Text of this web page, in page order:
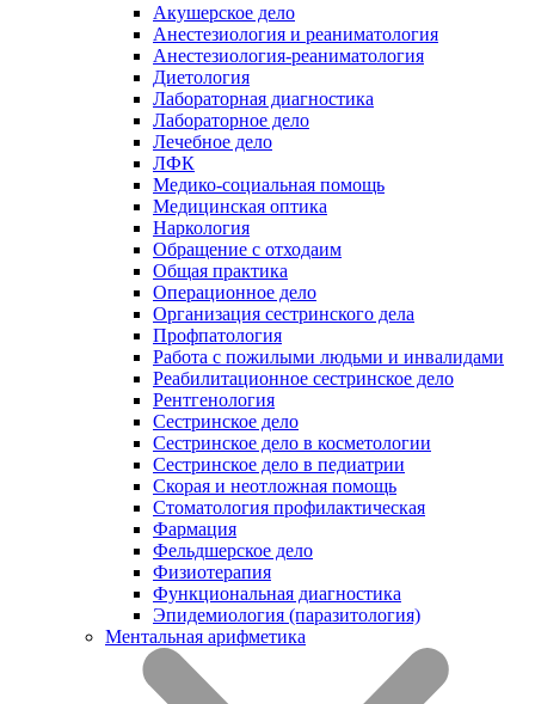
Акушерское дело
Анестезиология и реаниматология
Анестезиология-реаниматология
Диетология
Лабораторная диагностика
Лабораторное дело
Лечебное дело
ЛФК
Медико-социальная помощь
Медицинская оптика
Наркология
Обращение с отходаим
Общая практика
Операционное дело
Организация сестринского дела
Профпатология
Работа с пожилыми людьми и инвалидами
Реабилитационное сестринское дело
Рентгенология
Сестринское дело
Сестринское дело в косметологии
Сестринское дело в педиатрии
Скорая и неотложная помощь
Стоматология профилактическая
Фармация
Фельдшерское дело
Физиотерапия
Функциональная диагностика
Эпидемиология (паразитология)
Ментальная арифметика